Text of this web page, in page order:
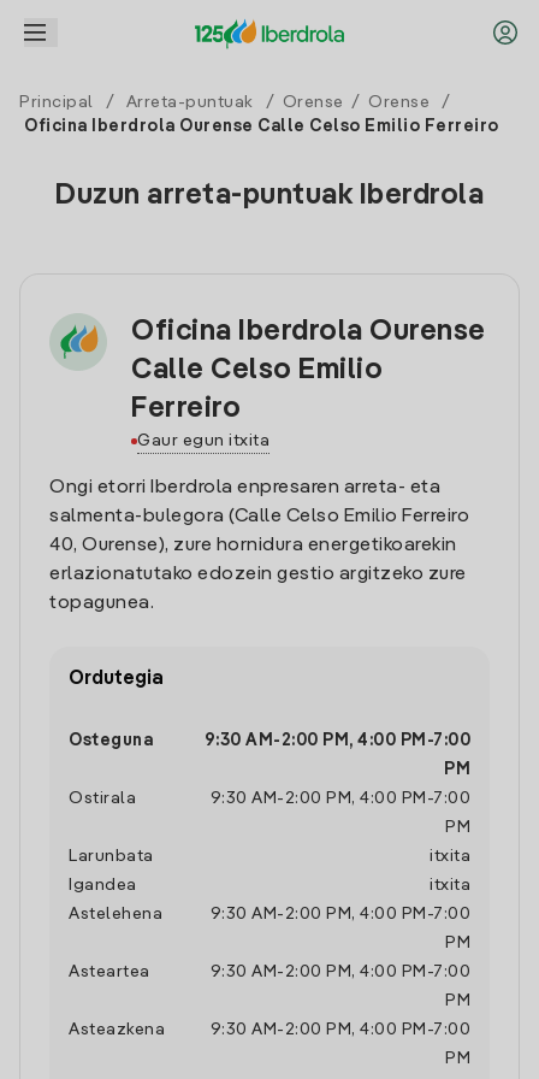
Principal / Arreta-puntuak / Orense / Orense
/
Oficina Iberdrola Ourense Calle Celso Emilio Ferreiro
Duzun arreta-puntuak Iberdrola
Oficina Iberdrola Ourense
Calle Celso Emilio
Ferreiro
Gaur egun itxita
Ongi etorri Iberdrola enpresaren arreta- eta
salmenta-bulegora (Calle Celso Emilio Ferreiro
40, Ourense), zure hornidura energetikoarekin
erlazionatutako edozein gestio argitzeko zure
topagunea.
Ordutegia
Osteguna 9:30 AM - 2:00 PM , 4:00 PM -7:00
PM
Ostirala
9:30 AM - 2:00 PM , 4:00 PM -7:00
PM
Larunbata
itxita
Igandea
itxita
Astelehena
9:30 AM - 2:00 PM , 4:00 PM -7:00
PM
Asteartea
9:30 AM - 2:00 PM , 4:00 PM -7:00
PM
Asteazkena
9:30 AM - 2:00 PM , 4:00 PM -7:00
PM